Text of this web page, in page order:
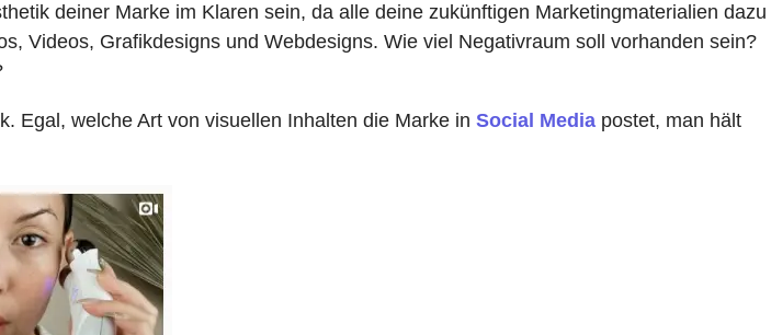
deiner Marke im Klaren sein, da alle deine zukünftigen Marketingmaterialien dazu
Videos, Grafikdesigns und Webdesigns. Wie viel Negativraum soll vorhanden sein?
Egal, welche Art von visuellen Inhalten die Marke in Social Media postet, man hält